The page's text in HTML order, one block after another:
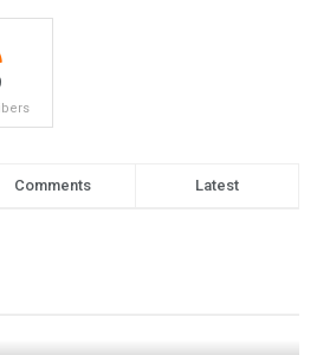
Comments Latest